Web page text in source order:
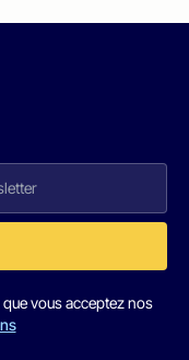
vous acceptez nos